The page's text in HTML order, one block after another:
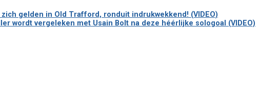
zich gelden in Old Trafford, ronduit indrukwekkend! (VIDEO)
wordt vergeleken met Usain Bolt na deze héérlijke sologoal (VIDEO)